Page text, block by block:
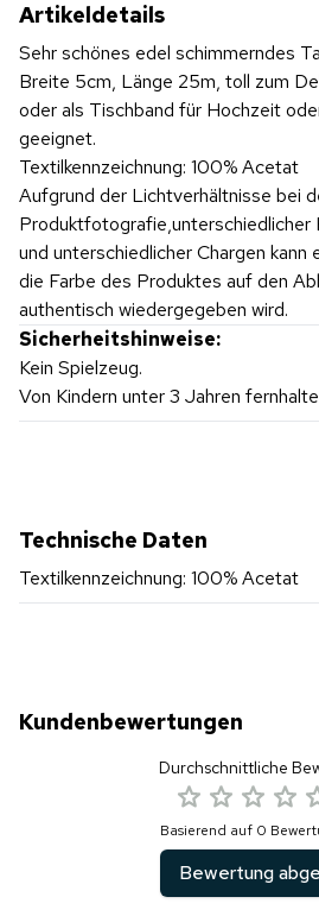
Artikeldetails
Sehr schönes edel schimmerndes
Breite 5cm, Länge 25m, toll zum
oder als Tischband für Hochzeit
geeignet.
Textilkennzeichnung: 100% Acetat
Aufgrund der Lichtverhältnisse bei
Produktfotografie,unterschiedlicher
und unterschiedlicher Chargen kann
die Farbe des Produktes auf den
authentisch wiedergegeben wird.
Sicherheitshinweise:
Kein Spielzeug.
Von Kindern unter 3 Jahren
Technische Daten
Textilkennzeichnung: 100% Acetat
Kundenbewertungen
Durchschnittliche
Basierend auf 0
Bewertung